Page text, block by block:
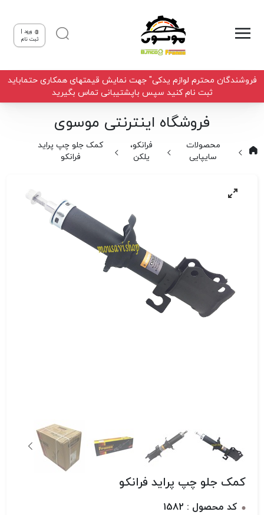
ورود |
ثبت نام
فروشندگان محترم لوازم یدکی" جهت نمایش قیمتهای همکاری حتماباید
ثبت نام کنید سپس باپشتیبانی تماس بگیرید
فروشگاه اینترنتی موسوی
محصولات
سایپایی
فرانکو،
یلکن
کمک جلو چپ پراید
فرانکو
کمک جلو چپ پراید فرانکو
کد محصول : 1582